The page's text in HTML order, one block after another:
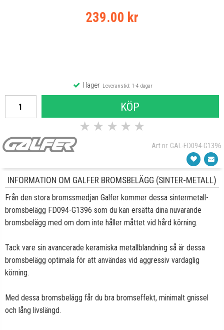
239.00 kr
I lagerLeveranstid: 1-4 dagar
KÖP
★ ★ ★ ★ ★
Art.nr. GAL-FD094-G1396
INFORMATION OM GALFER BROMSBELÄGG (SINTER-METALL)
Från den stora bromssmedjan Galfer kommer dessa sintermetall-
bromsbelägg FD094-G1396 som du kan ersätta dina nuvarande
bromsbelägg med om dom inte håller måttet vid hård körning.
Tack vare sin avancerade keramiska metallblandning så är dessa
bromsbelägg optimala för att användas vid aggressiv vardaglig
körning.
Med dessa bromsbelägg får du bra bromseffekt, minimalt gnissel
och lång livslängd.